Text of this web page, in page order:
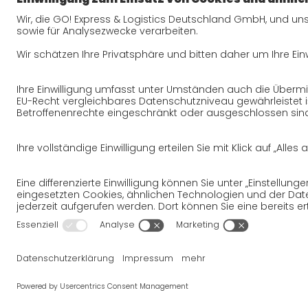
Zertifizierungen
Auszeichnungen
ImpressumAGBDatenschutz
Wir wollen 100 % Service bieten. Die
erstellt. Bitte haben Sie jedoch
Rahmenbedingungen, auf die wir nur
sodass wir für die Richtigkeit,
© 2026
Express & Logistics